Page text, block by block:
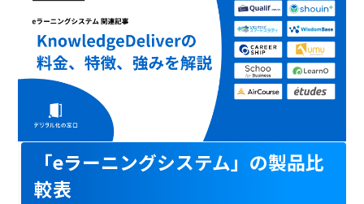
「eラーニングシステム」の製品比
較表